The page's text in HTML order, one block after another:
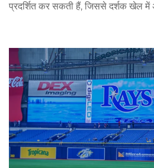
प्रदर्शित कर सकती हैं, जिससे दर्शक खेल